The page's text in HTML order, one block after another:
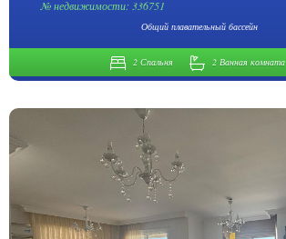
№ недвижимости: 336751
Общий плавательный бассейн
2 Спальня 2 Ванная комната